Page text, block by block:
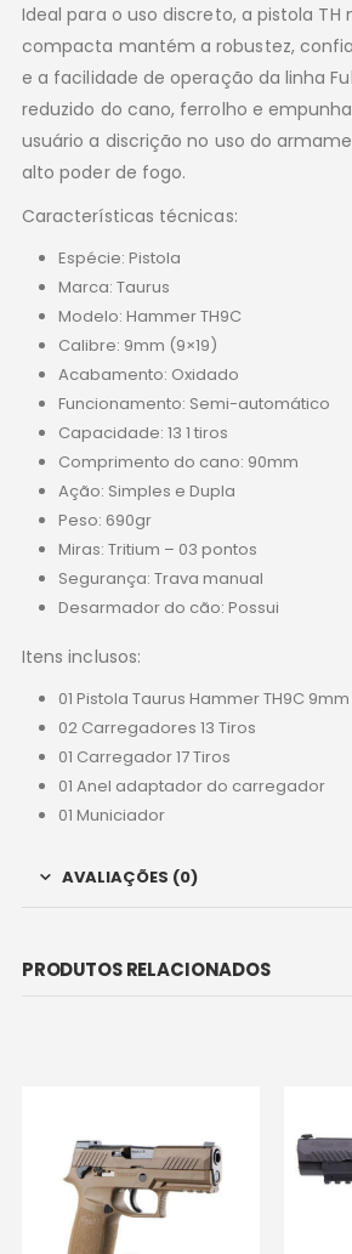
Ideal para o uso discreto, a pistola TH
compacta mantém a robustez,
e a facilidade de operação da linha
reduzido do cano, ferrolho e
usuário a discrição no uso do
alto poder de fogo.
Características técnicas:
Espécie: Pistola
Marca: Taurus
Modelo: Hammer TH9C
Calibre: 9mm (9×19)
Acabamento: Oxidado
Funcionamento: Semi-automático
Capacidade: 13 1 tiros
Comprimento do cano: 90mm
Ação: Simples e Dupla
Peso: 690gr
Miras: Tritium – 03 pontos
Segurança: Trava manual
Desarmador do cão: Possui
Itens inclusos:
01 Pistola Taurus Hammer TH9C 9mm
02 Carregadores 13 Tiros
01 Carregador 17 Tiros
01 Anel adaptador do carregador
01 Municiador
AVALIAÇÕES (0)
PRODUTOS RELACIONADOS